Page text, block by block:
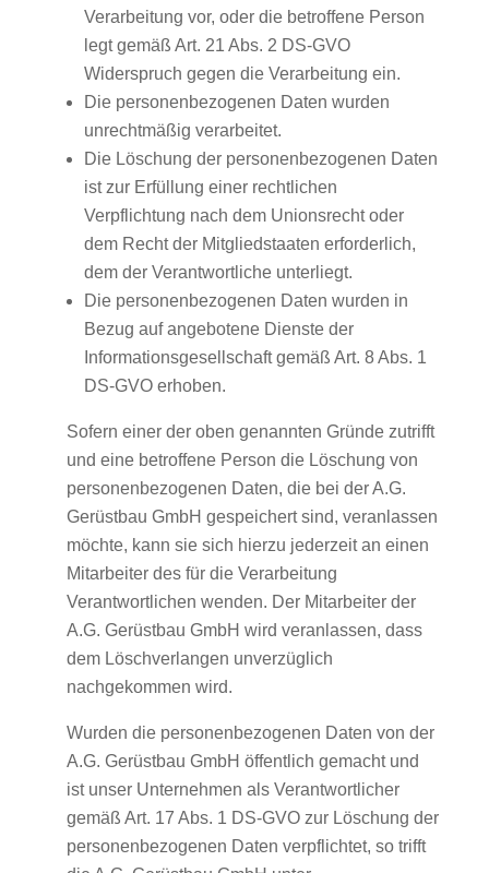
Verarbeitung vor, oder die betroffene Person
legt gemäß Art. 21 Abs. 2 DS-GVO
Widerspruch gegen die Verarbeitung ein.
Die personenbezogenen Daten wurden
unrechtmäßig verarbeitet.
Die Löschung der personenbezogenen Daten
ist zur Erfüllung einer rechtlichen
Verpflichtung nach dem Unionsrecht oder
dem Recht der Mitgliedstaaten erforderlich,
dem der Verantwortliche unterliegt.
Die personenbezogenen Daten wurden in
Bezug auf angebotene Dienste der
Informationsgesellschaft gemäß Art. 8 Abs. 1
DS-GVO erhoben.
Sofern einer der oben genannten Gründe zutrifft
und eine betroffene Person die Löschung von
personenbezogenen Daten, die bei der A.G.
Gerüstbau GmbH gespeichert sind, veranlassen
möchte, kann sie sich hierzu jederzeit an einen
Mitarbeiter des für die Verarbeitung
Verantwortlichen wenden. Der Mitarbeiter der
A.G. Gerüstbau GmbH wird veranlassen, dass
dem Löschverlangen unverzüglich
nachgekommen wird.
Wurden die personenbezogenen Daten von der
A.G. Gerüstbau GmbH öffentlich gemacht und
ist unser Unternehmen als Verantwortlicher
gemäß Art. 17 Abs. 1 DS-GVO zur Löschung der
personenbezogenen Daten verpflichtet, so trifft